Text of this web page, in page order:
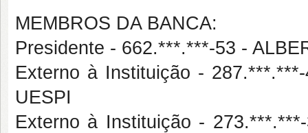
MEMBROS DA BANCA:
Presidente - 662.***.***-53 -
Externo à Instituição -
UESPI
Externo à Instituição -